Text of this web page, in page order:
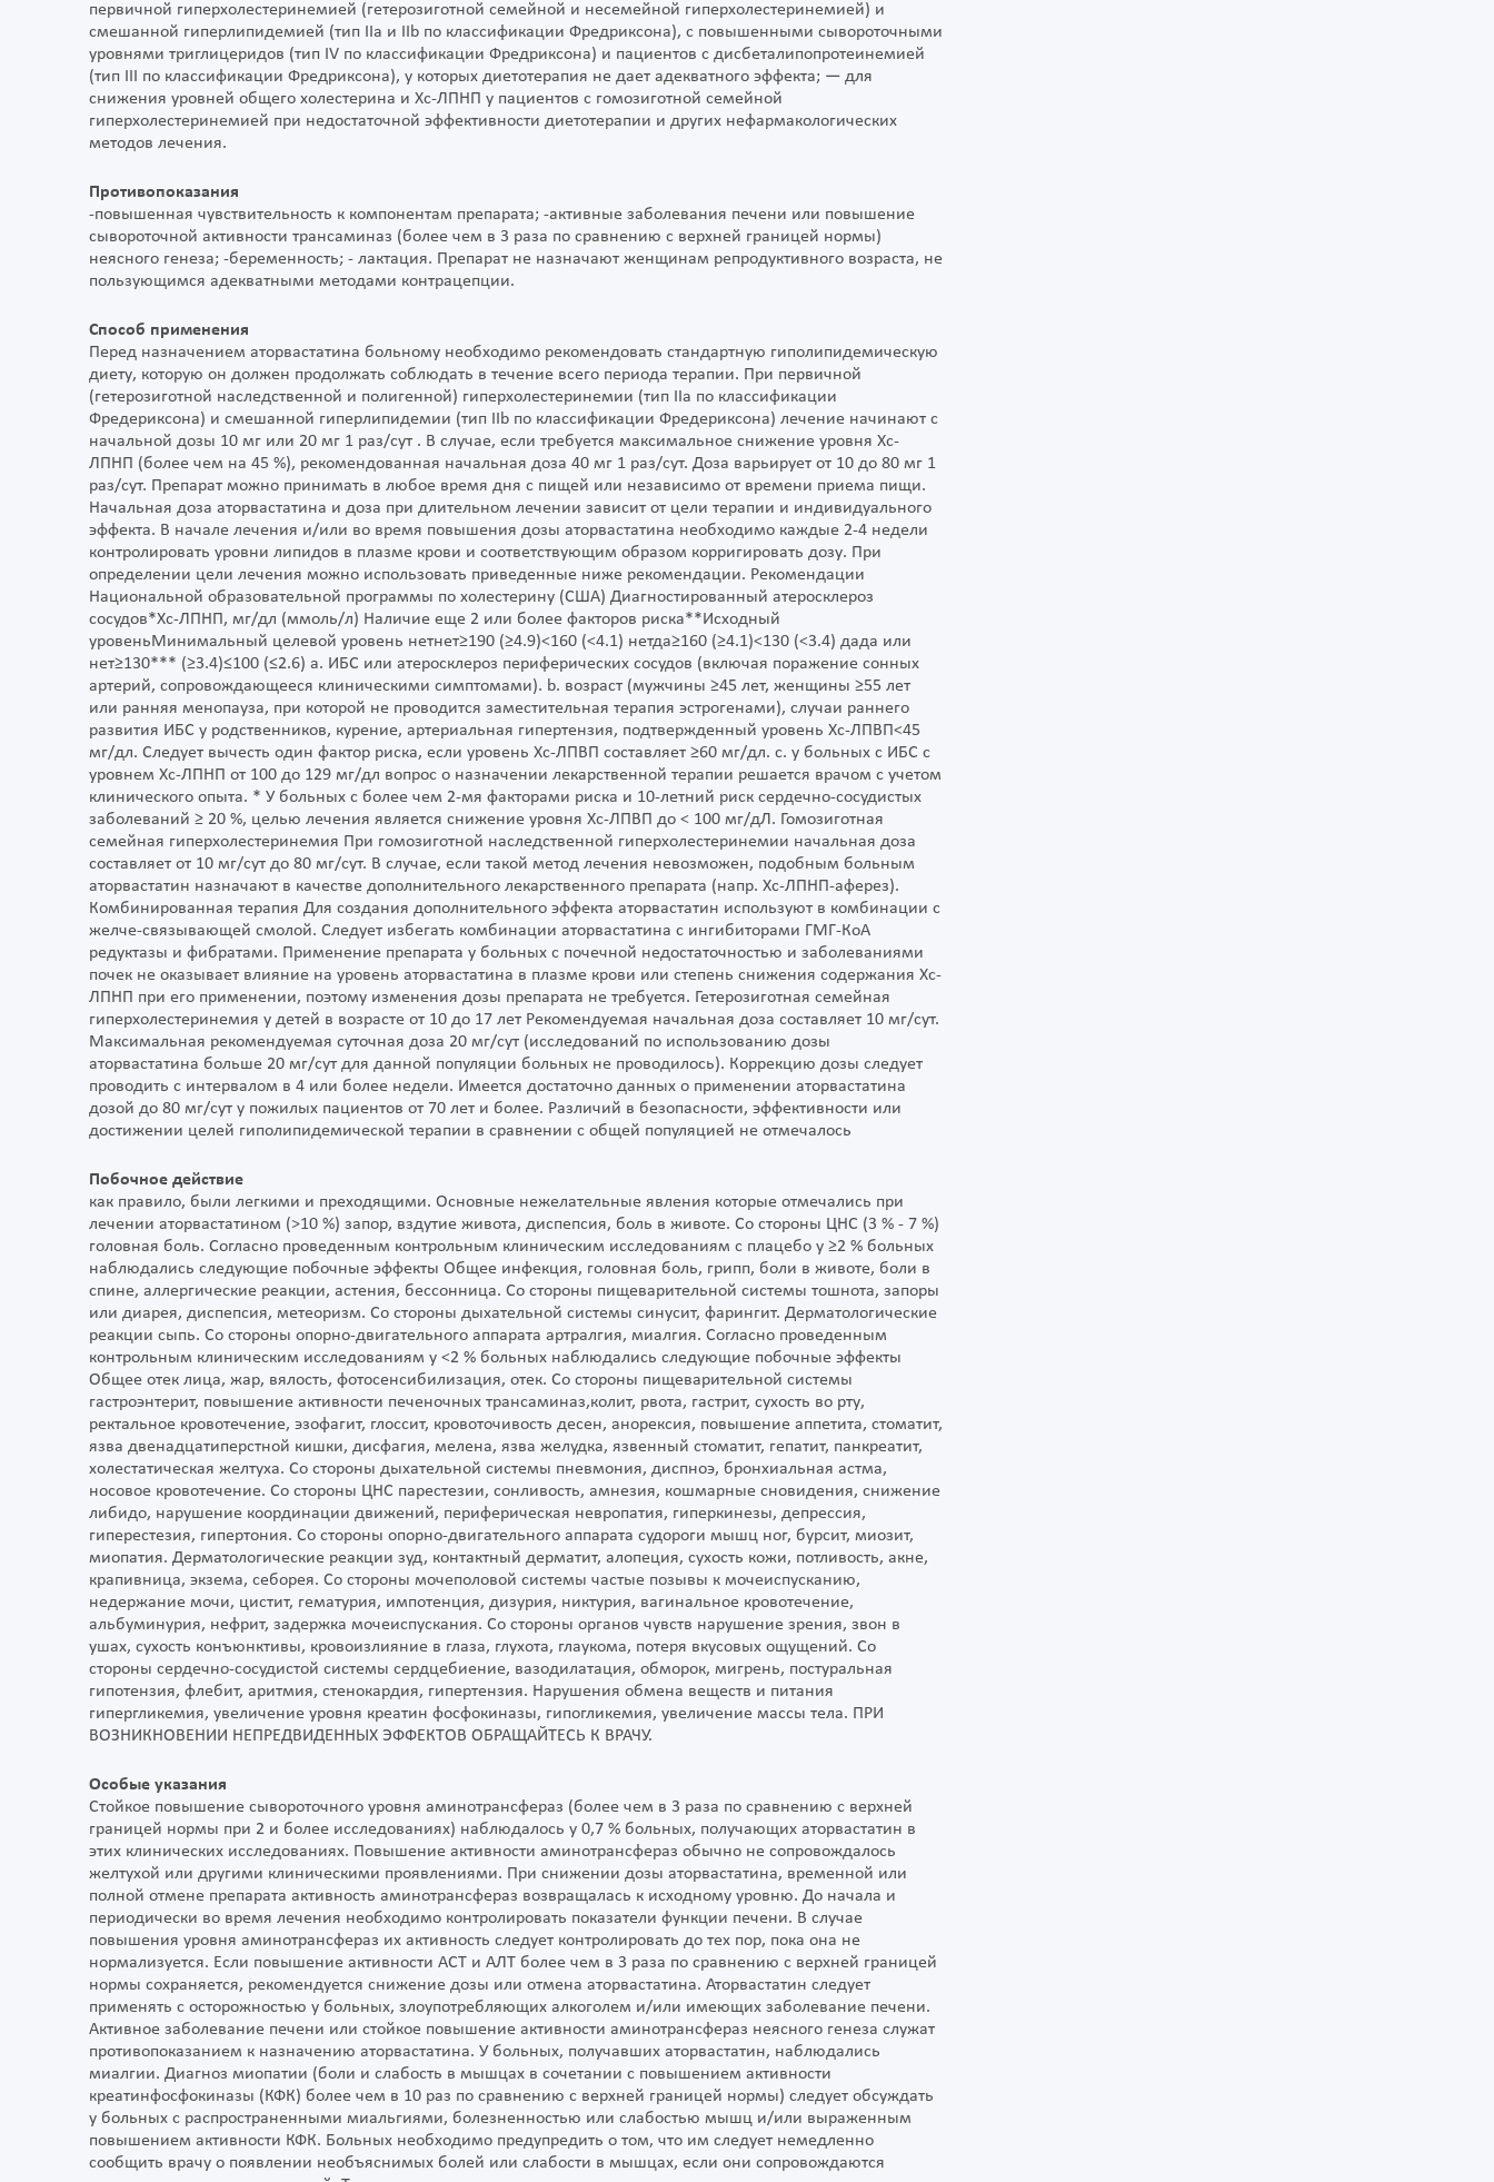
первичной гиперхолестеринемией (гетерозиготной семейной и несемейной гиперхолестеринемией) и
смешанной гиперлипидемией (тип IIa и IIb по классификации Фредриксона), с повышенными сывороточными
уровнями триглицеридов (тип IV по классификации Фредриксона) и пациентов с дисбеталипопротеинемией
(тип III по классификации Фредриксона), у которых диетотерапия не дает адекватного эффекта; — для
снижения уровней общего холестерина и Хс-ЛПНП у пациентов с гомозиготной семейной
гиперхолестеринемией при недостаточной эффективности диетотерапии и других нефармакологических
методов лечения.
Противопоказания
-повышенная чувствительность к компонентам препарата; -активные заболевания печени или повышение
сывороточной активности трансаминаз (более чем в 3 раза по сравнению с верхней границей нормы)
неясного генеза; -беременность; - лактация. Препарат не назначают женщинам репродуктивного возраста, не
пользующимся адекватными методами контрацепции.
Способ применения
Перед назначением аторвастатина больному необходимо рекомендовать стандартную гиполипидемическую
диету, которую он должен продолжать соблюдать в течение всего периода терапии. При первичной
(гетерозиготной наследственной и полигенной) гиперхолестеринемии (тип IIа по классификации
Фредериксона) и смешанной гиперлипидемии (тип IIb по классификации Фредериксона) лечение начинают с
начальной дозы 10 мг или 20 мг 1 раз/сут . В случае, если требуется максимальное снижение уровня Хс-
ЛПНП (более чем на 45 %), рекомендованная начальная доза 40 мг 1 раз/сут. Доза варьирует от 10 до 80 мг 1
раз/сут. Препарат можно принимать в любое время дня с пищей или независимо от времени приема пищи.
Начальная доза аторвастатина и доза при длительном лечении зависит от цели терапии и индивидуального
эффекта. В начале лечения и/или во время повышения дозы аторвастатина необходимо каждые 2-4 недели
контролировать уровни липидов в плазме крови и соответствующим образом корригировать дозу. При
определении цели лечения можно использовать приведенные ниже рекомендации. Рекомендации
Национальной образовательной программы по холестерину (США) Диагностированный атеросклероз
сосудов*Хс-ЛПНП, мг/дл (ммоль/л) Наличие еще 2 или более факторов риска**Исходный
уровеньМинимальный целевой уровень нетнет≥190 (≥4.9)<160 (<4.1) нетда≥160 (≥4.1)<130 (<3.4) дада или
нет≥130*** (≥3.4)≤100 (≤2.6) a. ИБС или атеросклероз периферических сосудов (включая поражение сонных
артерий, сопровождающееся клиническими симптомами). b. возраст (мужчины ≥45 лет, женщины ≥55 лет
или ранняя менопауза, при которой не проводится заместительная терапия эстрогенами), случаи раннего
развития ИБС у родственников, курение, артериальная гипертензия, подтвержденный уровень Хс-ЛПВП<45
мг/дл. Следует вычесть один фактор риска, если уровень Хс-ЛПВП составляет ≥60 мг/дл. c. у больных с ИБС с
уровнем Хс-ЛПНП от 100 до 129 мг/дл вопрос о назначении лекарственной терапии решается врачом с учетом
клинического опыта. * У больных с более чем 2-мя факторами риска и 10-летний риск сердечно-сосудистых
заболеваний ≥ 20 %, целью лечения является снижение уровня Хс-ЛПВП до < 100 мг/дЛ. Гомозиготная
семейная гиперхолестеринемия При гомозиготной наследственной гиперхолестеринемии начальная доза
составляет от 10 мг/сут до 80 мг/сут. В случае, если такой метод лечения невозможен, подобным больным
аторвастатин назначают в качестве дополнительного лекарственного препарата (напр. Хс-ЛПНП-аферез).
Комбинированная терапия Для создания дополнительного эффекта аторвастатин используют в комбинации с
желче-связывающей смолой. Следует избегать комбинации аторвастатина с ингибиторами ГМГ-КоА
редуктазы и фибратами. Применение препарата у больных с почечной недостаточностью и заболеваниями
почек не оказывает влияние на уровень аторвастатина в плазме крови или степень снижения содержания Хс-
ЛПНП при его применении, поэтому изменения дозы препарата не требуется. Гетерозиготная семейная
гиперхолестеринемия у детей в возрасте от 10 до 17 лет Рекомендуемая начальная доза составляет 10 мг/сут.
Максимальная рекомендуемая суточная доза 20 мг/сут (исследований по использованию дозы
аторвастатина больше 20 мг/сут для данной популяции больных не проводилось). Коррекцию дозы следует
проводить с интервалом в 4 или более недели. Имеется достаточно данных о применении аторвастатина
дозой до 80 мг/сут у пожилых пациентов от 70 лет и более. Различий в безопасности, эффективности или
достижении целей гиполипидемической терапии в сравнении с общей популяцией не отмечалось
Побочное действие
как правило, были легкими и преходящими. Основные нежелательные явления которые отмечались при
лечении аторвастатином (>10 %) запор, вздутие живота, диспепсия, боль в животе. Со стороны ЦНС (3 % - 7 %)
головная боль. Согласно проведенным контрольным клиническим исследованиям с плацебо у ≥2 % больных
наблюдались следующие побочные эффекты Общее инфекция, головная боль, грипп, боли в животе, боли в
спине, аллергические реакции, астения, бессонница. Со стороны пищеварительной системы тошнота, запоры
или диарея, диспепсия, метеоризм. Со стороны дыхательной системы синусит, фарингит. Дерматологические
реакции сыпь. Со стороны опорно-двигательного аппарата артралгия, миалгия. Согласно проведенным
контрольным клиническим исследованиям у <2 % больных наблюдались следующие побочные эффекты
Общее отек лица, жар, вялость, фотосенсибилизация, отек. Со стороны пищеварительной системы
гастроэнтерит, повышение активности печеночных трансаминаз,колит, рвота, гастрит, сухость во рту,
ректальное кровотечение, эзофагит, глоссит, кровоточивость десен, анорексия, повышение аппетита, стоматит,
язва двенадцатиперстной кишки, дисфагия, мелена, язва желудка, язвенный стоматит, гепатит, панкреатит,
холестатическая желтуха. Со стороны дыхательной системы пневмония, диспноэ, бронхиальная астма,
носовое кровотечение. Со стороны ЦНС парестезии, сонливость, амнезия, кошмарные сновидения, снижение
либидо, нарушение координации движений, периферическая невропатия, гиперкинезы, депрессия,
гиперестезия, гипертония. Со стороны опорно-двигательного аппарата судороги мышц ног, бурсит, миозит,
миопатия. Дерматологические реакции зуд, контактный дерматит, алопеция, сухость кожи, потливость, акне,
крапивница, экзема, себорея. Со стороны мочеполовой системы частые позывы к мочеиспусканию,
недержание мочи, цистит, гематурия, импотенция, дизурия, никтурия, вагинальное кровотечение,
альбуминурия, нефрит, задержка мочеиспускания. Со стороны органов чувств нарушение зрения, звон в
ушах, сухость конъюнктивы, кровоизлияние в глаза, глухота, глаукома, потеря вкусовых ощущений. Со
стороны сердечно-сосудистой системы сердцебиение, вазодилатация, обморок, мигрень, постуральная
гипотензия, флебит, аритмия, стенокардия, гипертензия. Нарушения обмена веществ и питания
гипергликемия, увеличение уровня креатин фосфокиназы, гипогликемия, увеличение массы тела. ПРИ
ВОЗНИКНОВЕНИИ НЕПРЕДВИДЕННЫХ ЭФФЕКТОВ ОБРАЩАЙТЕСЬ К ВРАЧУ.
Особые указания
Стойкое повышение сывороточного уровня аминотрансфераз (более чем в 3 раза по сравнению с верхней
границей нормы при 2 и более исследованиях) наблюдалось у 0,7 % больных, получающих аторвастатин в
этих клинических исследованиях. Повышение активности аминотрансфераз обычно не сопровождалось
желтухой или другими клиническими проявлениями. При снижении дозы аторвастатина, временной или
полной отмене препарата активность аминотрансфераз возвращалась к исходному уровню. До начала и
периодически во время лечения необходимо контролировать показатели функции печени. В случае
повышения уровня аминотрансфераз их активность следует контролировать до тех пор, пока она не
нормализуется. Если повышение активности АСТ и АЛТ более чем в 3 раза по сравнению с верхней границей
нормы сохраняется, рекомендуется снижение дозы или отмена аторвастатина. Аторвастатин следует
применять с осторожностью у больных, злоупотребляющих алкоголем и/или имеющих заболевание печени.
Активное заболевание печени или стойкое повышение активности аминотрансфераз неясного генеза служат
противопоказанием к назначению аторвастатина. У больных, получавших аторвастатин, наблюдались
миалгии. Диагноз миопатии (боли и слабость в мышцах в сочетании с повышением активности
креатинфосфокиназы (КФК) более чем в 10 раз по сравнению с верхней границей нормы) следует обсуждать
у больных с распространенными миальгиями, болезненностью или слабостью мышц и/или выраженным
повышением активности КФК. Больных необходимо предупредить о том, что им следует немедленно
сообщить врачу о появлении необъяснимых болей или слабости в мышцах, если они сопровождаются